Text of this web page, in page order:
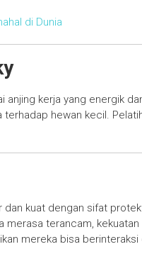
di Dunia
anjing kerja yang energik
hewan kecil.
dan kuat dengan sifat
merasa terancam,
mereka bisa berinteraksi